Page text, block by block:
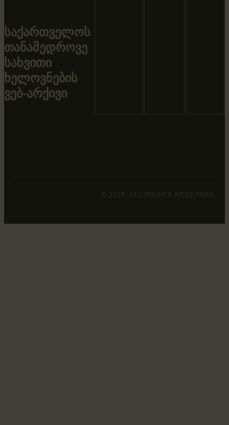
საქართველოს
თანამედროვე
სახვითი
ხელოვნების
ვებ-არქივი
© 2026. ALL RIGHTS RESERVED.